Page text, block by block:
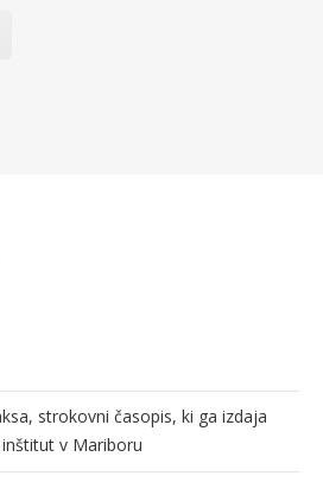
strokovni časopis, ki ga izdaja
v Mariboru